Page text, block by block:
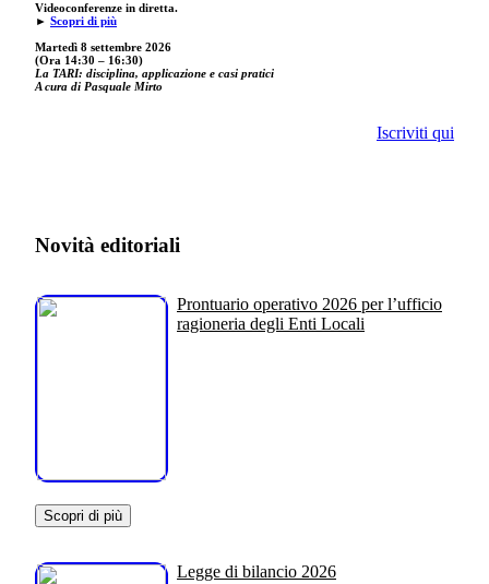
Videoconferenze in diretta.
► Scopri di più
Martedì 8 settembre 2026
(Ora 14:30 – 16:30)
La TARI: disciplina, applicazione e casi pratici
A cura di Pasquale Mirto
Iscriviti qui
Novità editoriali
Prontuario operativo 2026 per l’ufficio
ragioneria degli Enti Locali
Scopri di più
Legge di bilancio 2026